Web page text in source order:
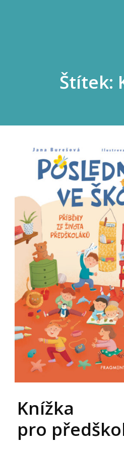
Štítek:
Knížka
pro